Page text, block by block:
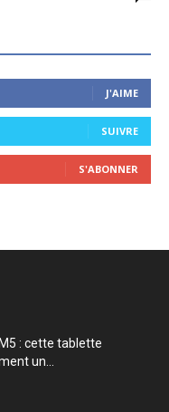
J'AIME
SUIVRE
S'ABONNER
: cette tablette
un...